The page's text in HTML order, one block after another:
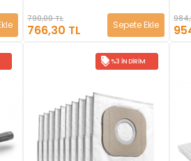
790,00 TL
766,30 TL Sepete Ekle
%3 İNDIRIM